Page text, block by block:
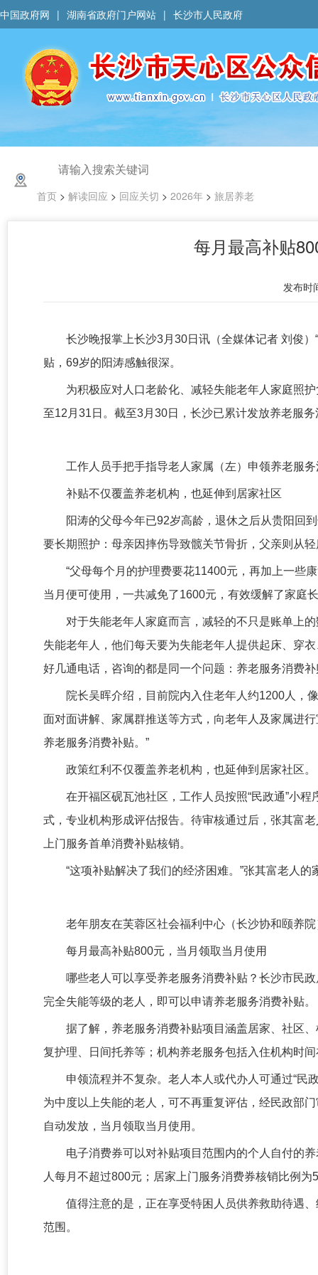
中国政府网 | 湖南省政府门户网站 | 长沙市人民政府
首页 > 解读回应 > 回应关切 > 2026年 > 旅居养老
每月最高补贴
发布时
长沙晚报掌上长沙3月30日讯（全媒体记者 刘俊
贴，69岁的阳涛感触很深。
为积极应对人口老龄化、减轻失能老年人家庭照
至12月31日。截至3月30日，长沙已累计发放养老服
工作人员手把手指导老人家属（左）申领养老服
补贴不仅覆盖养老机构，也延伸到居家社区
阳涛的父母今年已92岁高龄，退休之后从贵阳回
要长期照护：母亲因摔伤导致髋关节骨折，父亲则从
“父母每个月的护理费要花11400元，再加上一些
当月便可使用，一共减免了1600元，有效缓解了家庭
对于失能老年人家庭而言，减轻的不只是账单上
失能老年人，他们每天要为失能老年人提供起床、穿
好几通电话，咨询的都是同一个问题：养老服务消费
院长吴晖介绍，目前院内入住老年人约1200人，
面对面讲解、家属群推送等方式，向老年人及家属进
养老服务消费补贴。”
政策红利不仅覆盖养老机构，也延伸到居家社区。
在开福区砚瓦池社区，工作人员按照“民政通”小
式，专业机构形成评估报告。待审核通过后，张其富
上门服务首单消费补贴核销。
“这项补贴解决了我们的经济困难。”张其富老人
老年朋友在芙蓉区社会福利中心（长沙协和颐养
每月最高补贴800元，当月领取当月使用
哪些老人可以享受养老服务消费补贴？长沙市民
完全失能等级的老人，即可以申请养老服务消费补贴。
据了解，养老服务消费补贴项目涵盖居家、社区
复护理、日间托养等；机构养老服务包括入住机构时
申领流程并不复杂。老人本人或代办人可通过“民
为中度以上失能的老人，可不再重复评估，经民政部
自动发放，当月领取当月使用。
电子消费券可以对补贴项目范围内的个人自付的
人每月不超过800元；居家上门服务消费券核销比例
值得注意的是，正在享受特困人员供养救助待遇
范围。